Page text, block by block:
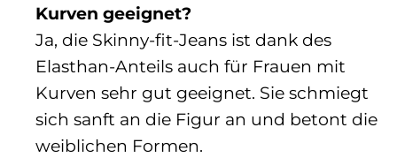
Kurven geeignet?
Ja, die Skinny-fit-Jeans ist dank des
Elasthan-Anteils auch für Frauen mit
Kurven sehr gut geeignet. Sie schmiegt
sich sanft an die Figur an und betont die
weiblichen Formen.